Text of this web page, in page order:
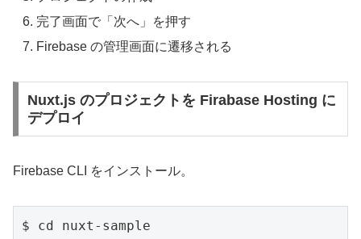
完了画面で「次へ」を押す
Firebase の管理画面に遷移される
Nuxt.js のプロジェクトを Firabase Hosting に
デプロイ
Firebase CLI をインストール。
$ cd nuxt-sample